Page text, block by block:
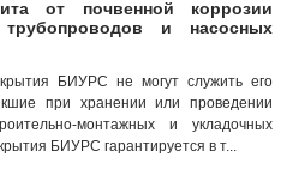
от почвенной коррозии
трубопроводов и насосных
БИУРС не могут служить его
при хранении или проведении
монтажных и укладочных
БИУРС гарантируется в т...